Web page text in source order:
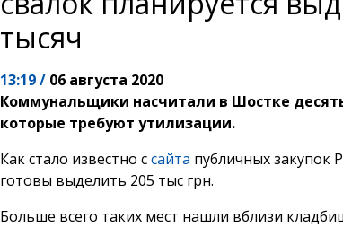
тысяч
13:19 / 06 августа 2020
Коммунальщики насчитали в Шостке
которые требуют утилизации.
Как стало известно ссайта публичных закупок
готовы выделить 205 тыс грн.
Больше всего таких мест нашли вблизи